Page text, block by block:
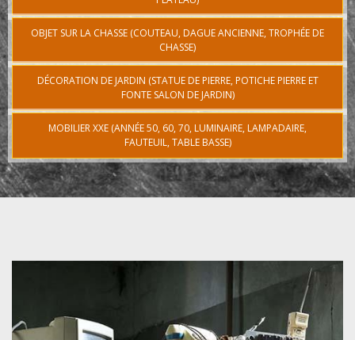
OBJET SUR LA CHASSE (COUTEAU, DAGUE ANCIENNE, TROPHÉE DE
CHASSE)
DÉCORATION DE JARDIN (STATUE DE PIERRE, POTICHE PIERRE ET
FONTE SALON DE JARDIN)
MOBILIER XXE (ANNÉE 50, 60, 70, LUMINAIRE, LAMPADAIRE,
FAUTEUIL, TABLE BASSE)